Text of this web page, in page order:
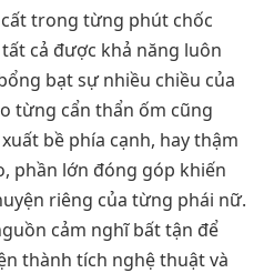
trong từng phút chốc
cả được khả năng luôn
bạt sự nhiều chiều của
từng cẩn thẩn ốm cũng
bề phía cạnh, hay thậm
phần lớn đóng góp khiến
riêng của từng phái nữ.
cảm nghĩ bất tận để
thành tích nghệ thuật và